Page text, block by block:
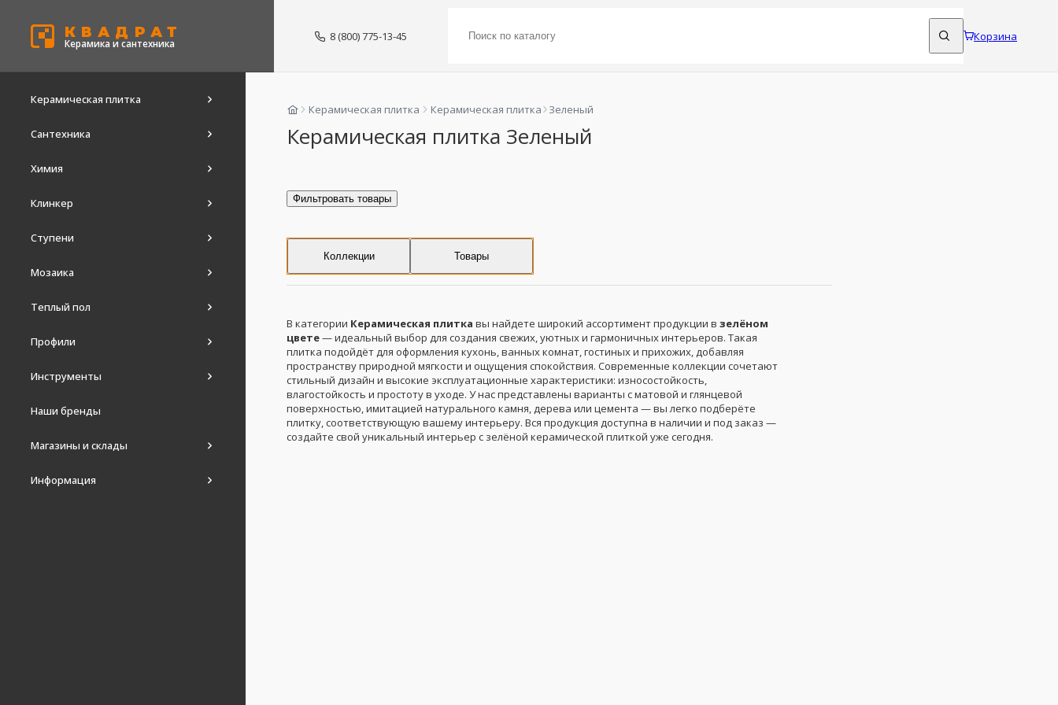
КВАДРАТ
Керамика и сантехника
8 (800) 775-13-45 Корзина
Керамическая плитка
Сантехника
Химия
Клинкер
Ступени
Мозаика
Теплый пол
Профили
Инструменты
Наши бренды
Магазины и склады
Информация
Керамическая плитка Керамическая плитка Зеленый
Керамическая плитка Зеленый
Фильтровать товары
Коллекции Товары
В категории Керамическая плитка вы найдете широкий ассортимент продукции в зелёном
цвете— идеальный выбор для создания свежих, уютных и гармоничных интерьеров. Такая
плитка подойдёт для оформления кухонь, ванных комнат, гостиных и прихожих, добавляя
пространству природной мягкости и ощущения спокойствия. Современные коллекции сочетают
стильный дизайн и высокие эксплуатационные характеристики: износостойкость,
влагостойкость и простоту в уходе. У нас представлены варианты с матовой и глянцевой
поверхностью, имитацией натурального камня, дерева или цемента — вы легко подберёте
плитку, соответствующую вашему интерьеру. Вся продукция доступна в наличии и под заказ —
создайте свой уникальный интерьер с зелёной керамической плиткой уже сегодня.